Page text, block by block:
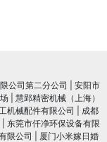
公司第二分公司
安阳市
慧郢精密机械（上海）
机械配件有限公司
成都
东莞市仟净环保设备有限
限公司
厦门小米嫁日婚